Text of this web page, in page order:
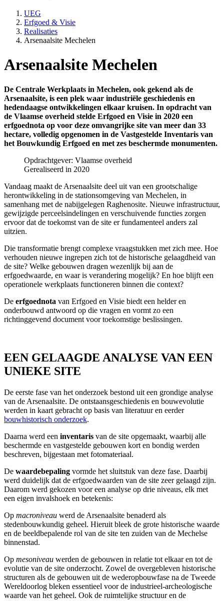
UEG
Erfgoed & Visie
Realisaties
Arsenaalsite Mechelen
Arsenaalsite Mechelen
De Centrale Werkplaats in Mechelen, ook gekend als de
Arsenaalsite, is een plek waar industriële geschiedenis en
hedendaagse ontwikkelingen elkaar kruisen. In opdracht van
de Vlaamse overheid stelde Erfgoed en Visie in 2020 een
erfgoednota op voor deze omvangrijke site van meer dan 33
hectare, volledig opgenomen in de Vastgestelde Inventaris van
het Bouwkundig Erfgoed en met zes beschermde monumenten.
Opdrachtgever: Vlaamse overheid
Gerealiseerd in 2020
Vandaag maakt de Arsenaalsite deel uit van een grootschalige
herontwikkeling in de stationsomgeving van Mechelen, in
samenhang met de nabijgelegen Raghenosite. Nieuwe infrastructuur,
gewijzigde perceelsindelingen en verschuivende functies zorgen
ervoor dat de toekomst van de site er fundamenteel anders zal
uitzien.
Die transformatie brengt complexe vraagstukken met zich mee. Hoe
verhouden nieuwe ingrepen zich tot de historische gelaagdheid van
de site? Welke gebouwen dragen wezenlijk bij aan de
erfgoedwaarde, en waar is verandering mogelijk? En hoe blijft een
operationele werkplaats functioneren binnen die context?
De erfgoednota van Erfgoed en Visie biedt een helder en
onderbouwd antwoord op die vragen en vormt zo een
richtinggevend document voor toekomstige beslissingen.
EEN GELAAGDE ANALYSE VAN EEN
UNIEKE SITE
De eerste fase van het onderzoek bestond uit een grondige analyse
van de Arsenaalsite. De ontstaansgeschiedenis en bouwevolutie
werden in kaart gebracht op basis van literatuur en eerder
bouwhistorisch onderzoek.
Daarna werd een inventaris van de site opgemaakt, waarbij alle
beschermde en vastgestelde gebouwen kort en bondig werden
beschreven, bijgestaan met fotomateriaal.
De waardebepaling vormde het sluitstuk van deze fase. Daarbij
werd duidelijk dat de erfgoedwaarden van de site zeer gelaagd zijn.
Daarom werd gekozen voor een analyse op drie niveaus, elk met
een eigen invalshoek en betekenis:
Op macroniveau werd de Arsenaalsite benaderd als
stedenbouwkundig geheel. Hieruit bleek de grote historische waarde
en de beeldbepalende rol van de site ten zuiden van de Mechelse
binnenstad.
Op mesoniveau werden de gebouwen in relatie tot elkaar en tot de
evolutie van de site onderzocht. Zowel de overgebleven historische
structuren als de gebouwen uit de wederopbouwfase na de Tweede
Wereldoorlog bleken essentieel voor de industrieel-archeologische
waarde van het geheel. Ook de ruimtelijke structuur en de